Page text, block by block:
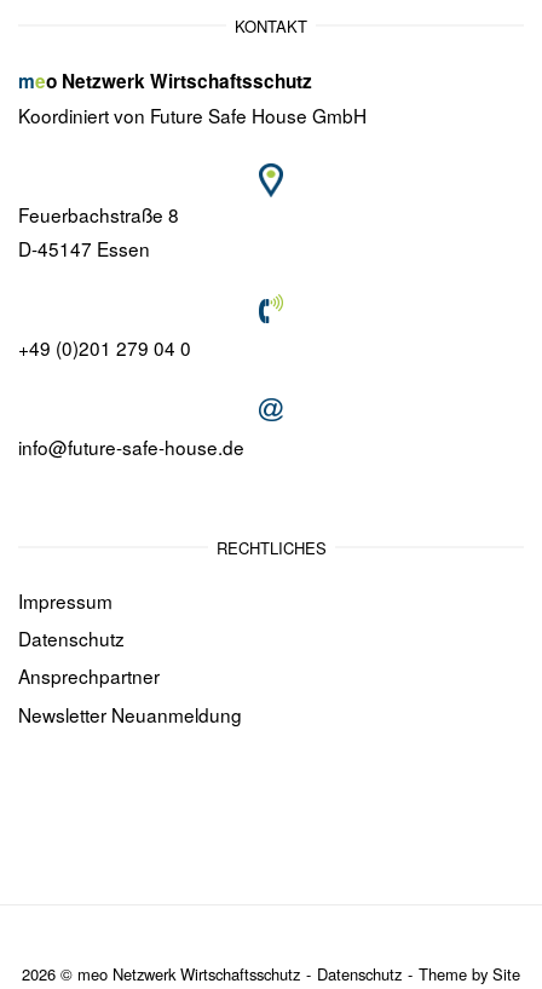
KONTAKT
meo Netzwerk Wirtschaftsschutz
Koordiniert von Future Safe House GmbH
Feuerbachstraße 8
D-45147 Essen
+49 (0)201 279 04 0
info@future-safe-house.de
RECHTLICHES
Impressum
Datenschutz
Ansprechpartner
Newsletter Neuanmeldung
2026 © meo Netzwerk Wirtschaftsschutz Datenschutz Theme by Site